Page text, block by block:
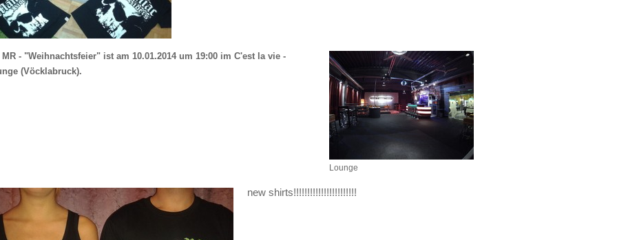
Lounge
MR - "Weihnachtsfeier" ist am 10.01.2014 um 19:00 im C'est la vie -
(Vöcklabruck).
new shirts!!!!!!!!!!!!!!!!!!!!!!!